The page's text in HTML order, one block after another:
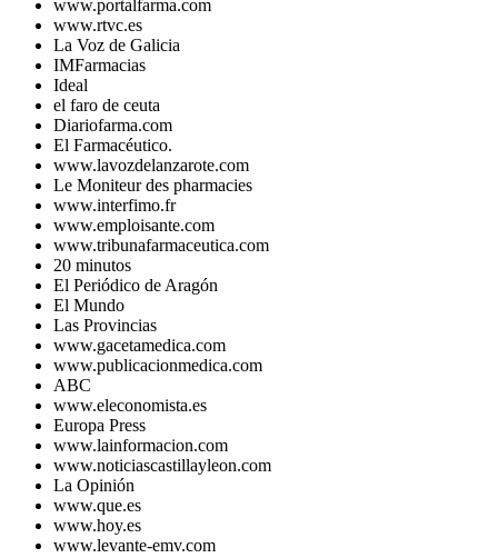
www.portalfarma.com
www.rtvc.es
La Voz de Galicia
IMFarmacias
Ideal
el faro de ceuta
Diariofarma.com
El Farmacéutico.
www.lavozdelanzarote.com
Le Moniteur des pharmacies
www.interfimo.fr
www.emploisante.com
www.tribunafarmaceutica.com
20 minutos
El Periódico de Aragón
El Mundo
Las Provincias
www.gacetamedica.com
www.publicacionmedica.com
ABC
www.eleconomista.es
Europa Press
www.lainformacion.com
www.noticiascastillayleon.com
La Opinión
www.que.es
www.hoy.es
www.levante-emv.com